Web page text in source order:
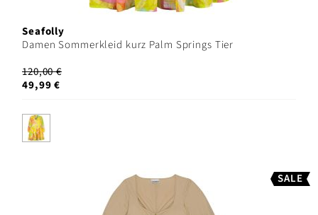
Seafolly
Damen Sommerkleid kurz Palm Springs Tier
120,00 €
49,99 €
SALE